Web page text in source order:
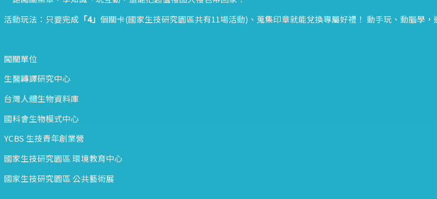
活動玩法：只要完成 「4」 個關卡(國家生技研究園區共有11場活動)、蒐集印章就能兌換專屬好禮！ 動手玩、動腦學，
闖關單位
生醫轉譯研究中心
台灣人體生物資料庫
國科會生物模式中心
YCBS 生技青年創業營
國家生技研究園區 環境教育中心
國家生技研究園區 公共藝術展